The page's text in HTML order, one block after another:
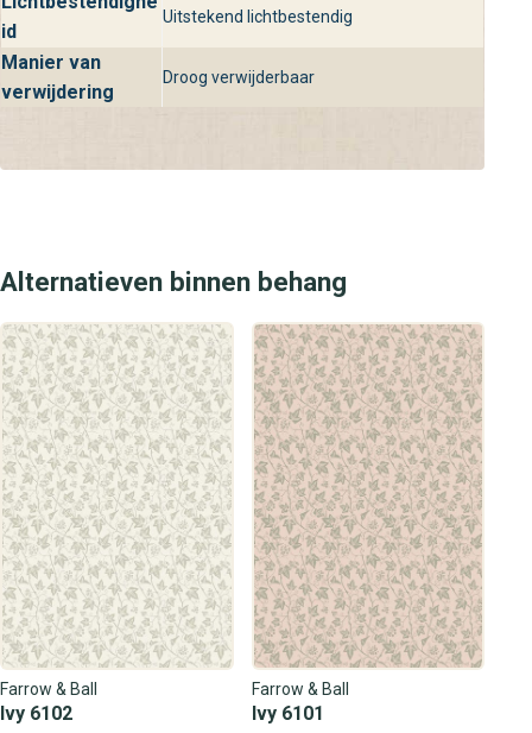
behangplaza vind jij gegarandeerd de perfecte
wandbekleding om jouw interieur een stijlvolle en luxe
upgrade te geven.
id
Uitstekend lichtbestendig
Manier van
verwijdering
Droog verwijderbaar
Alternatieven binnen behang
Farrow & Ball
Ivy 6102
Farrow & Ball
Ivy 6101